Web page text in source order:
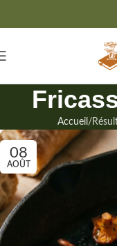
Accueil
08
AOÛT